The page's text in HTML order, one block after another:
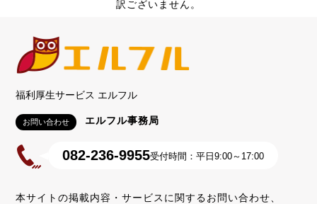
訳ございません。
福利厚生サービス エルフル
お問い合わせ エルフル事務局
082-236-9955受付時間：平日9:00～17:00
本サイトの掲載内容・サービスに関するお問い合わせ、